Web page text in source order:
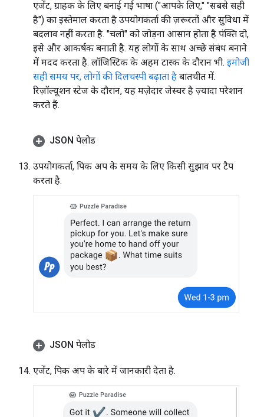
एजेंट, ग्राहक के लिए बनाई गई भाषा ("आपके लिए," "सबसे सही
है") का इस्तेमाल करता है उपयोगकर्ता की ज़रूरतों और सुविधा में
बदलाव नहीं करता है. "चलो" को जोड़ना आसान होता है पंक्ति दो,
इसे और आकर्षक बनाती है. यह लोगों के साथ अच्छे संबंध बनाने
में मदद करता है. लॉजिस्टिक के अहम टास्क के दौरान भी. इमोजी
सही समय पर, लोगों की दिलचस्पी बढ़ाता है बातचीत में.
रिज़ॉल्यूशन स्टेज के दौरान, यह मज़ेदार जेस्चर है ज़्यादा परेशान
करते हैं.
JSON पेलोड
उपयोगकर्ता, पिक अप के समय के लिए किसी सुझाव पर टैप
करता है.
JSON पेलोड
एजेंट, पिक अप के बारे में जानकारी देता है.